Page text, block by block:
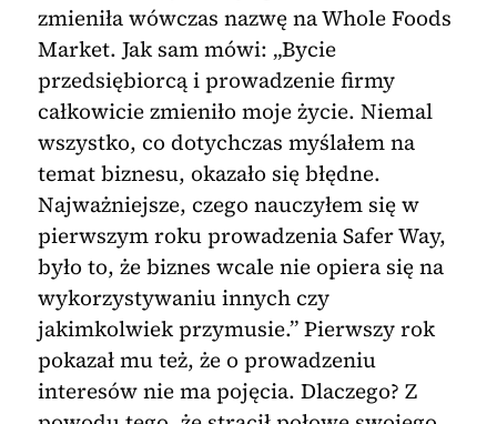
zmieniła wówczas nazwę na Whole Foods
Market. Jak sam mówi: „Bycie
przedsiębiorcą i prowadzenie firmy
całkowicie zmieniło moje życie. Niemal
wszystko, co dotychczas myślałem na
temat biznesu, okazało się błędne.
Najważniejsze, czego nauczyłem się w
pierwszym roku prowadzenia Safer Way,
było to, że biznes wcale nie opiera się na
wykorzystywaniu innych czy
jakimkolwiek przymusie.” Pierwszy rok
pokazał mu też, że o prowadzeniu
interesów nie ma pojęcia. Dlaczego? Z